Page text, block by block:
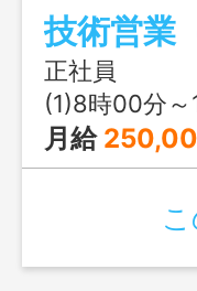
理、営 業等
土木施工管
は、土木系の
も 応募可 ※
正社員
(1)8時00分
月給